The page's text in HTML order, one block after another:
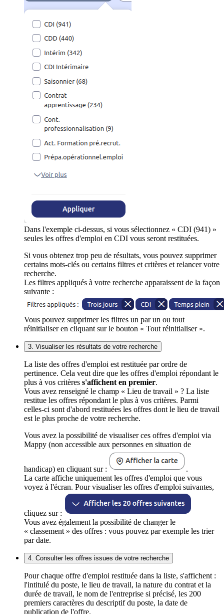
Dans l'exemple ci-dessus, si vous sélectionnez « CDI (941) »
seules les offres d'emploi en CDI vous seront restituées.
Si vous obtenez trop peu de résultats, vous pouvez supprimer
certains mots-clés ou certains filtres et critères et relancer votre
recherche.
Les filtres appliqués à votre recherche apparaissent de la façon
suivante :
Vous pouvez supprimer les filtres un par un ou tout
réinitialiser en cliquant sur le bouton « Tout réinitialiser ».
3. Visualiser les résultats de votre recherche
La liste des offres d'emploi est restituée par ordre de
pertinence. Cela veut dire que les offres d'emploi répondant le
plus à vos critères s'affichent en premier.
Vous avez renseigné le champ « Lieu de travail » ? La liste
restitue les offres répondant le plus à vos critères. Parmi
celles-ci sont d'abord restituées les offres dont le lieu de travail
est le plus proche de votre recherche.
Vous avez la possibilité de visualiser ces offres d'emploi via
Mappy (non accessible aux personnes en situation de
handicap) en cliquant sur :
.
La carte affiche uniquement les offres d'emploi que vous
voyez à l'écran. Pour visualiser les offres d'emploi suivantes,
cliquez sur :
Vous avez également la possibilité de changer le
« classement » des offres : vous pouvez par exemple les trier
par date.
4. Consulter les offres issues de votre recherche
Pour chaque offre d'emploi restituée dans la liste, s'affichent :
l'intitulé du poste, le lieu de travail, la nature du contrat et la
durée de travail, le nom de l'entreprise si précisé, les 200
premiers caractères du descriptif du poste, la date de
publication de l'offre.